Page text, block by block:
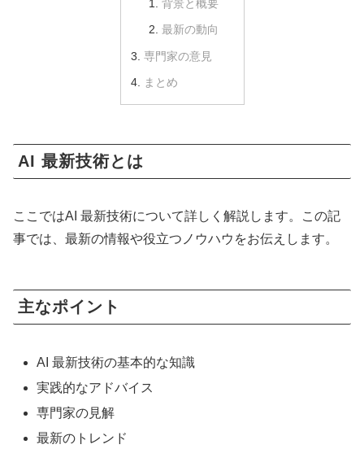
背景と概要
最新の動向
専門家の意見
まとめ
AI 最新技術とは
ここではAI 最新技術について詳しく解説します。この記
事では、最新の情報や役立つノウハウをお伝えします。
主なポイント
AI 最新技術の基本的な知識
実践的なアドバイス
専門家の見解
最新のトレンド